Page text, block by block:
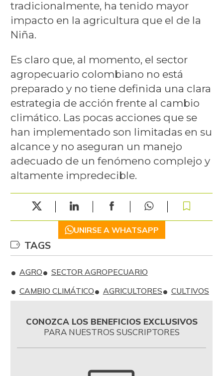
tradicionalmente, ha tenido mayor
impacto en la agricultura que el de la
Niña.
Es claro que, al momento, el sector
agropecuario colombiano no está
preparado y no tiene definida una clara
estrategia de acción frente al cambio
climático. Las pocas acciones que se
han implementado son limitadas en su
alcance y no aseguran un manejo
adecuado de un fenómeno complejo y
altamente impredecible.
UNIRSE A WHATSAPP
TAGS
AGRO
SECTOR AGROPECUARIO
CAMBIO CLIMÁTICO
AGRICULTORES CULTIVOS
CONOZCA LOS BENEFICIOS EXCLUSIVOS
PARA NUESTROS SUSCRIPTORES